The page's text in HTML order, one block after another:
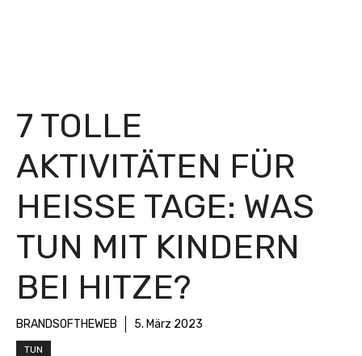
7 TOLLE
AKTIVITÄTEN FÜR
HEISSE TAGE: WAS T
UN MIT KINDERN B
EI HITZE?
BRANDSOFTHEWEB 5. März 2023
TUN